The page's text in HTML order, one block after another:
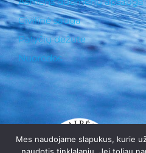
Civilinė sauga
Patyčių dėžutė
Nuorodos
Mes naudojame slapukus, kurie